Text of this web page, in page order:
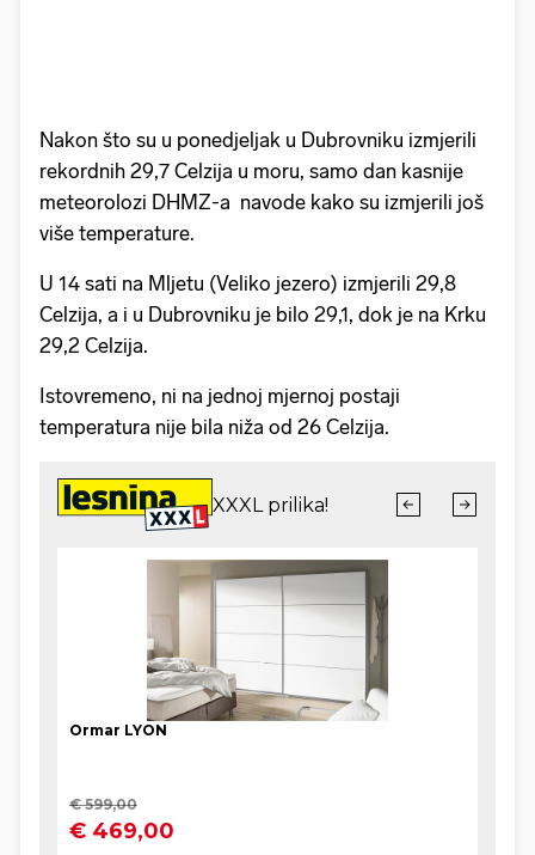
Nakon što su u ponedjeljak u Dubrovniku izmjerili
rekordnih 29,7 Celzija u moru, samo dan kasnije
meteorolozi DHMZ-a navode kako su izmjerili još
više temperature.
U 14 sati na Mljetu (Veliko jezero) izmjerili 29,8
Celzija, a i u Dubrovniku je bilo 29,1, dok je na Krku
29,2 Celzija.
Istovremeno, ni na jednoj mjernoj postaji
temperatura nije bila niža od 26 Celzija.